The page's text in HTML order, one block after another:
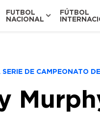
FUTBOL
NACIONAL
FÚTBOL
DE CAMPEONATO